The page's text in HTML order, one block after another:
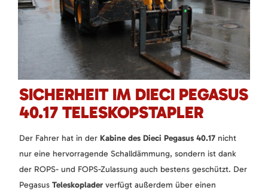
SICHERHEIT IM DIECI PEGASUS
40.17 TELESKOPSTAPLER
Der Fahrer hat in der Kabine des Dieci Pegasus 40.17 nicht
nur eine hervorragende Schalldämmung, sondern ist dank
der ROPS- und FOPS-Zulassung auch bestens geschützt. Der
Pegasus Teleskoplader verfügt außerdem über einen